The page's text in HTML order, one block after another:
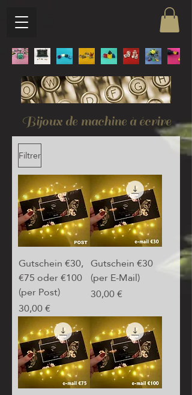
Bijoux de machine à écrire
Filtrer
Gutschein €30,
€75 oder €100
(per Post)
Prix
30,00 €
Gutschein €30
(per E-Mail)
Prix
30,00 €